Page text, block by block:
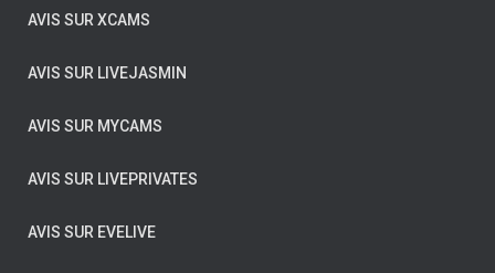
AVIS SUR XCAMS
AVIS SUR LIVEJASMIN
AVIS SUR MYCAMS
AVIS SUR LIVEPRIVATES
AVIS SUR EVELIVE